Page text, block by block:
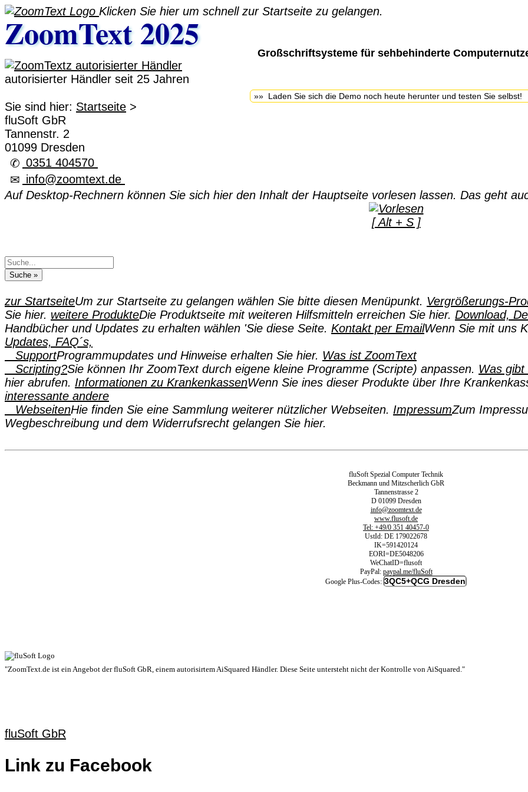
Klicken Sie hier um schnell zur Startseite zu gelangen.
ZoomText 2025 Großschriftsysteme für sehbehinderte
autorisierter Händler seit 25 Jahren
»» Laden Sie sich die Demo noch heute herunter und testen Sie selbst!
Sie sind hier: Startseite >
fluSoft GbR
Tannenstr. 2
01099 Dresden
✆ 0351 404570
✉ info@zoomtext.de
Auf Desktop-Rechnern können Sie sich hier den Inhalt der Hauptseite vorlesen lassen. Das geht
[ Alt + S ]
zur StartseiteUm zur Startseite zu gelangen wählen Sie bitte diesen Menüpunkt. Vergrößerungs-
Sie hier. weitere ProdukteDie Produktseite mit weiteren Hilfsmitteln erreichen Sie hier. Download,
Handbücher und Updates zu erhalten wählen 'Sie diese Seite. Kontakt per EmailWenn Sie mit uns
Updates, FAQ´s,
SupportProgrammupdates und Hinweise erhalten Sie hier. Was ist ZoomText
Scripting?Sie können Ihr ZoomText durch eigene kleine Programme (Scripte) anpassen. Was gibt
hier abrufen. Informationen zu KrankenkassenWenn Sie ines dieser Produkte über Ihre
interessante andere
WebseitenHie finden Sie eine Sammlung weiterer nützlicher Webseiten. ImpressumZum
Wegbeschreibung und dem Widerrufsrecht gelangen Sie hier.
fluSoft Spezial Computer Technik
Beckmann und Mitzscherlich GbR
Tannenstrasse 2
D 01099 Dresden
info@zoomtext.de
www.flusoft.de
Tel: +49/0 351 40457-0
UstId: DE 179022678
IK=591420124
EORI=DE5048206
WeChatID=flusoft
PayPal: paypal.me/fluSoft
Google Plus-Codes: 3QC5+QCG Dresden
"ZoomText.de ist ein Angebot der fluSoft GbR, einem autorisirtem AiSquared Händler. Diese Seite untersteht nicht der Kontrolle von AiSquared."
fluSoft GbR
Link zu Facebook